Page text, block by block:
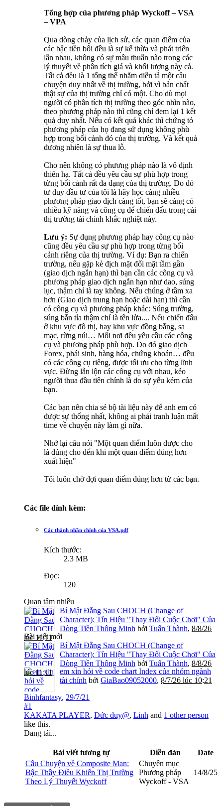
Tổng hợp của phương pháp Wyckoff – VSA
– VPA
Qua dòng chảy của lịch sử, các quan điểm của
các bậc tiền bối đều là sự kế thừa và phát triển
lẫn nhau, không có sự mâu thuẫn nào trong các
lý thuyết về phân tích giá và khối lượng này cả.
Tất cả đều là 1 tổng thể nhằm diễn tả một câu
chuyện duy nhất về thị trường, bởi vì bản chất
thật sự của thị trường chỉ có một. Cho dù mọi
người có phân tích thị trường theo góc nhìn nào,
theo phương pháp nào thì cũng chỉ đem lại 1 kết
quả duy nhất. Nếu có kết quả khác thì chứng tỏ
phương pháp của họ đang sử dụng không phù
hợp trong bối cảnh đó của thị trường. Và kết quả
đương nhiên là sự thua lỗ.
Cho nên không có phương pháp nào là vô định
thiên hạ. Tất cả đều yêu cầu sự phù hợp trong
từng bối cảnh rất đa dạng của thị trường. Do đó
tư duy đầu tư của tôi là hãy học càng nhiều
phương pháp giao dịch càng tốt, bạn sẽ càng có
nhiều kỹ năng và công cụ để chiến đấu trong cái
thị trường tài chính khắc nghiệt này.
Lưu ý: Sự dụng phương pháp hay công cụ nào
cũng đều yêu cầu sự phù hợp trong từng bối
cảnh riêng của thị trường. Ví dụ: Bạn ra chiến
trường, nếu gặp kẻ địch mặt đối mặt tầm gần
(giao dịch ngắn hạn) thì bạn cần các công cụ và
phương pháp giao dịch ngắn hạn như dao, súng
lục, thậm chí là tay không. Nếu chúng ở tầm xa
hơn (Giao dịch trung hạn hoặc dài hạn) thì cần
có công cụ và phương pháp khác: Súng trường,
súng bắn tỉa thậm chí là tên lửa.... Nếu chiến đấu
ở khu vực đô thị, hay khu vực đồng bằng, sa
mạc, rừng núi… Mỗi nơi đều yêu cầu các công
cụ và phương pháp phù hợp. Do đó giao dịch
Forex, phái sinh, hàng hóa, chứng khoán… đều
có các công cụ riêng, được tối ưu cho từng lĩnh
vực. Đừng lẫn lộn các công cụ với nhau, kẻo
người thua đầu tiên chính là do sự yếu kém của
bạn.
Các bạn nên chia sẻ bộ tài liệu này để anh em có
được sự thống nhất, không ai phải tranh luận mất
time về chuyện này làm gì nữa.
Nhớ lại câu nói "Một quan điểm luôn được cho
là đúng cho đến khi một quan điểm đúng hơn
xuất hiện"
Tôi luôn chờ đợi quan điểm đúng hơn từ các bạn.
Các file đính kèm:
Các thành phần chính của VSA.pdf
Kích thước:
2.3 MB
Đọc:
120
Quan tâm nhiều
Bí Mật Đằng Sau CHOCH (Change of
Character): Tín Hiệu "Thay Đổi Cuộc Chơi" Của
Dòng Tiền Thông Minh bởi Tuấn Thành, 8/8/26
lúc 11:11
Bài viết mới
Bí Mật Đằng Sau CHOCH (Change of
Character): Tín Hiệu "Thay Đổi Cuộc Chơi" Của
Dòng Tiền Thông Minh bởi Tuấn Thành, 8/8/26
lúc 11:11
em xin hỏi về code chart Index của nhóm ngành
tài chính bởi GiaBao09052000, 8/7/26 lúc 10:21
Binhfantasy, 29/7/21
#1
KAKATA PLAYER, Đức duy@, Linh and 1 other person
like this.
Đang tải...
Bài viết tương tự Diễn đàn
Date
Câu Chuyện về Composite Man:
Bậc Thầy Điều Khiển Thị Trường
Theo Lý Thuyết Wyckoff
Chuyên mục
Phương pháp
Wyckoff - VSA
14/8/25